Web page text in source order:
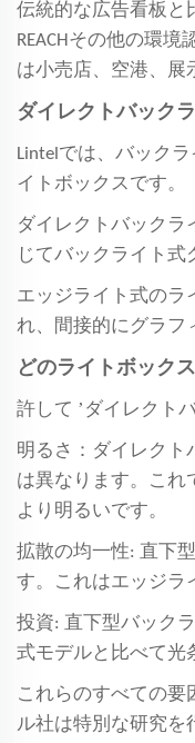
伝統的な広告看板と
REACHその他の環
は小売店、空港、展
ダイレクトバック
Lintelでは、バック
イトボックスです。
ダイレクトバックラ
じてバックライト式
エッジライト式のラ
れ、間接的にグラフ
どのライトボック
許して ’ ダイレクト
明るさ：ダイレクト
は異なります。これ
より明るいです。
拡散の均一性: 直下
す。これはエッジラ
投資: 直下型バック
式モデルと比べて光
これらのすべての要
ル社は特別な研究を